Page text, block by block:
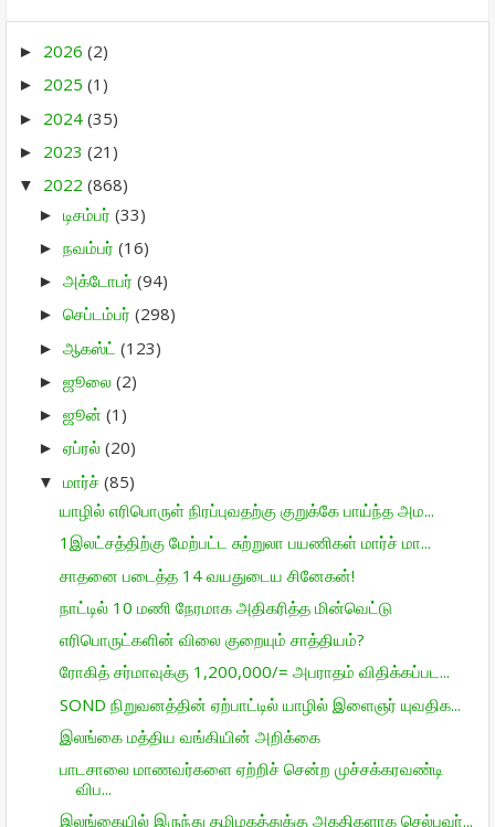
► 2026 (2)
► 2025 (1)
► 2024 (35)
► 2023 (21)
▼ 2022 (868)
► டிசம்பர் (33)
► நவம்பர் (16)
► அக்டோபர் (94)
► செப்டம்பர் (298)
► ஆகஸ்ட் (123)
► ஜூலை (2)
► ஜூன் (1)
► ஏப்ரல் (20)
▼ மார்ச் (85)
யாழில் எரிபொருள் நிரப்புவதற்கு குறுக்கே பாய்ந்த அம...
1இலட்சத்திற்கு மேற்பட்ட சுற்றுலா பயணிகள் மார்ச் மா...
சாதனை படைத்த 14 வயதுடைய சினேகன்!
நாட்டில் 10 மணி நேரமாக அதிகரித்த மின்வெட்டு
எரிபொருட்களின் விலை குறையும் சாத்தியம்?
ரோகித் சர்மாவுக்கு 1,200,000/= அபராதம் விதிக்கப்பட...
SOND நிறுவனத்தின் ஏற்பாட்டில் யாழில் இளைஞர் யுவதிக...
இலங்கை மத்திய வங்கியின் அறிக்கை
பாடசாலை மாணவர்களை ஏற்றிச் சென்ற முச்சக்கரவண்டி
விப...
இலங்கையில் இருந்து தமிழகத்துக்கு அகதிகளாக செல்பவா்...